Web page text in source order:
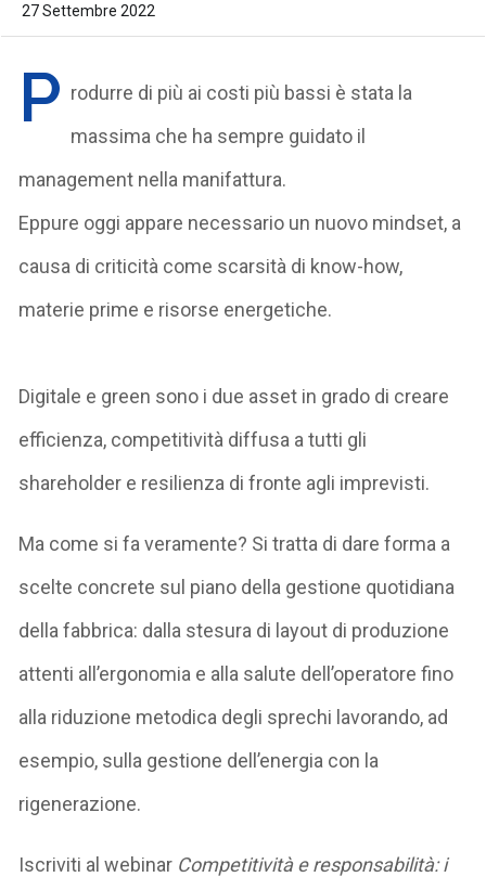
27 Settembre 2022
P rodurre di più ai costi più bassi è stata la
massima che ha sempre guidato il
management nella manifattura.
Eppure oggi appare necessario un nuovo mindset, a
causa di criticità come scarsità di know-how,
materie prime e risorse energetiche.
Digitale e green sono i due asset in grado di creare
efficienza, competitività diffusa a tutti gli
shareholder e resilienza di fronte agli imprevisti.
Ma come si fa veramente? Si tratta di dare forma a
scelte concrete sul piano della gestione quotidiana
della fabbrica: dalla stesura di layout di produzione
attenti all’ergonomia e alla salute dell’operatore fino
alla riduzione metodica degli sprechi lavorando, ad
esempio, sulla gestione dell’energia con la
rigenerazione.
Iscriviti al webinar Competitività e responsabilità: i